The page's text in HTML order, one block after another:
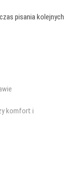
pisania kolejnych
komfort i